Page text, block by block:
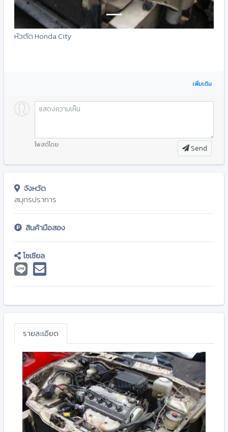
หัวตัด Honda City
เพิ่มเติม
โพสต์โดย: Send
จังหวัด
สมุทรปราการ
สินค้ามือสอง
โซเชียล
รายละเอียด